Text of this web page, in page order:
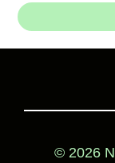
© 2026